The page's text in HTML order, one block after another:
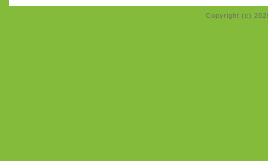
Copyright (c)